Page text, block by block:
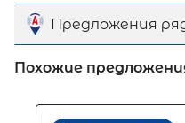
Предложения
Похожие